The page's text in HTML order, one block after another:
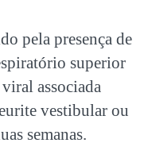
pela presença de
superior
associada
vestibular ou
semanas.